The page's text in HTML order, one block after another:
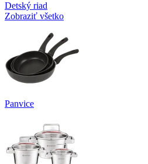
Detský riad
Zobraziť všetko
Panvice